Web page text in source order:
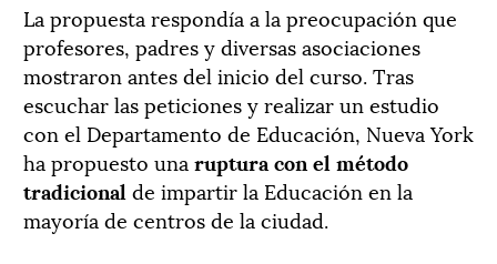
La propuesta respondía a la preocupación que
profesores, padres y diversas asociaciones
mostraron antes del inicio del curso. Tras
escuchar las peticiones y realizar un estudio
con el Departamento de Educación, Nueva York
ha propuesto una ruptura con el método
tradicional de impartir la Educación en la
mayoría de centros de la ciudad.